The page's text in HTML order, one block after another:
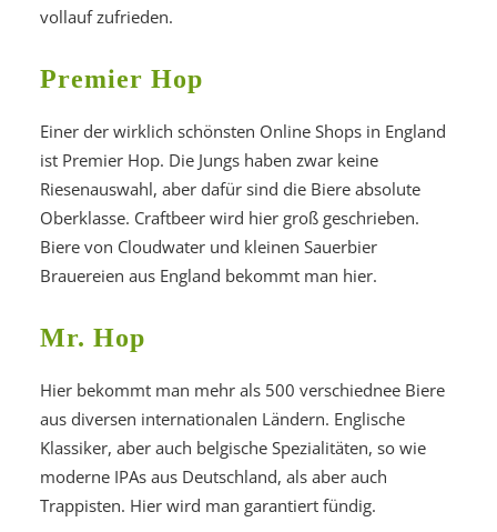
vollauf zufrieden.
Premier Hop
Einer der wirklich schönsten Online Shops in England
ist Premier Hop. Die Jungs haben zwar keine
Riesenauswahl, aber dafür sind die Biere absolute
Oberklasse. Craftbeer wird hier groß geschrieben.
Biere von Cloudwater und kleinen Sauerbier
Brauereien aus England bekommt man hier.
Mr. Hop
Hier bekommt man mehr als 500 verschiednee Biere
aus diversen internationalen Ländern. Englische
Klassiker, aber auch belgische Spezialitäten, so wie
moderne IPAs aus Deutschland, als aber auch
Trappisten. Hier wird man garantiert fündig.